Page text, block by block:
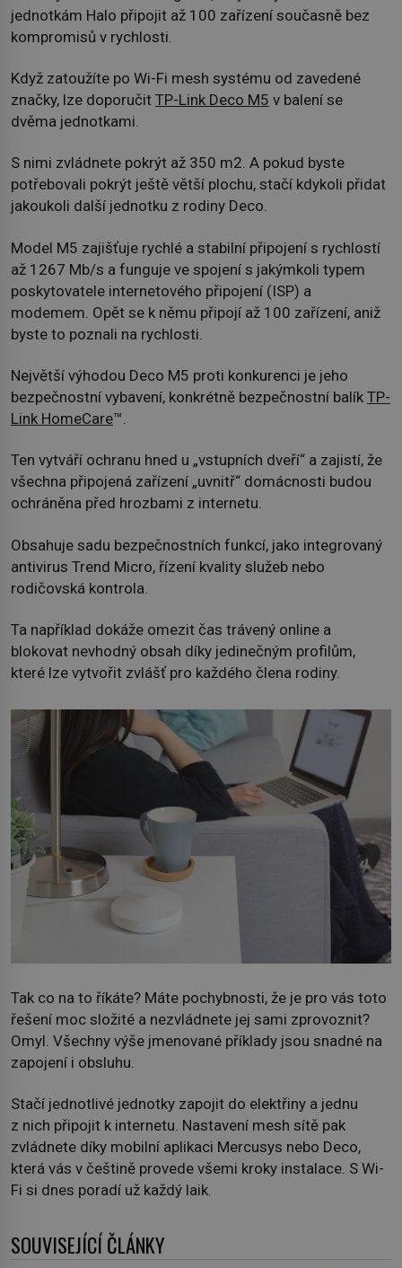
jednotkám Halo připojit až 100 zařízení současně bez
kompromisů v rychlosti.
Když zatoužíte po Wi-Fi mesh systému od zavedené
značky, lze doporučit TP-Link Deco M5 v balení se
dvěma jednotkami.
S nimi zvládnete pokrýt až 350 m2. A pokud byste
potřebovali pokrýt ještě větší plochu, stačí kdykoli přidat
jakoukoli další jednotku z rodiny Deco.
Model M5 zajišťuje rychlé a stabilní připojení s rychlostí
až 1267 Mb/s a funguje ve spojení s jakýmkoli typem
poskytovatele internetového připojení (ISP) a
modemem. Opět se k němu připojí až 100 zařízení, aniž
byste to poznali na rychlosti.
Největší výhodou Deco M5 proti konkurenci je jeho
bezpečnostní vybavení, konkrétně bezpečnostní balík TP-
Link HomeCare™.
Ten vytváří ochranu hned u „vstupních dveří“ a zajistí, že
všechna připojená zařízení „uvnitř“ domácnosti budou
ochráněna před hrozbami z internetu.
Obsahuje sadu bezpečnostních funkcí, jako integrovaný
antivirus Trend Micro, řízení kvality služeb nebo
rodičovská kontrola.
Ta například dokáže omezit čas trávený online a
blokovat nevhodný obsah díky jedinečným profilům,
které lze vytvořit zvlášť pro každého člena rodiny.
Tak co na to říkáte? Máte pochybnosti, že je pro vás toto
řešení moc složité a nezvládnete jej sami zprovoznit?
Omyl. Všechny výše jmenované příklady jsou snadné na
zapojení i obsluhu.
Stačí jednotlivé jednotky zapojit do elektřiny a jednu
z nich připojit k internetu. Nastavení mesh sítě pak
zvládnete díky mobilní aplikaci Mercusys nebo Deco,
která vás v češtině provede všemi kroky instalace. S Wi-
Fi si dnes poradí už každý laik.
SOUVISEJÍCÍ ČLÁNKY